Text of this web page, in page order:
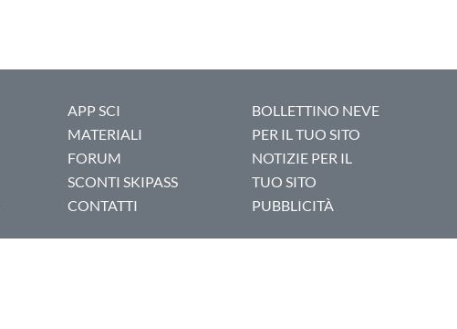
APP SCI
MATERIALI
FORUM
SCONTI SKIPASS
CONTATTI
BOLLETTINO NEVE
PER IL TUO SITO
NOTIZIE PER IL
TUO SITO
PUBBLICITÀ